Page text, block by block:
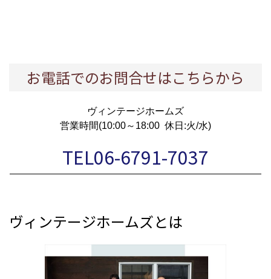
お電話でのお問合せはこちらから
ヴィンテージホームズ
営業時間(10:00～18:00 休日:火/水)
TEL06-6791-7037
ヴィンテージホームズとは